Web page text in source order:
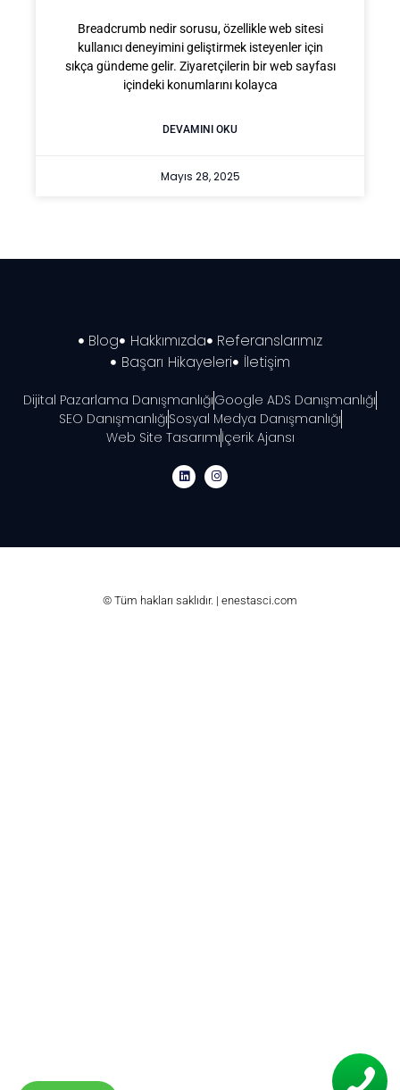
Breadcrumb nedir sorusu, özellikle web sitesi
kullanıcı deneyimini geliştirmek isteyenler için
sıkça gündeme gelir. Ziyaretçilerin bir web sayfası
içindeki konumlarını kolayca
DEVAMINI OKU
Mayıs 28, 2025
Blog Hakkımızda
Referanslarımız
Başarı Hikayeleri
İletişim
Dijital Pazarlama DanışmanlığıGoogle ADS Danışmanlığı
SEO DanışmanlığıSosyal Medya Danışmanlığı
Web Site Tasarımıİçerik Ajansı
© Tüm hakları saklıdır. | enestasci.com